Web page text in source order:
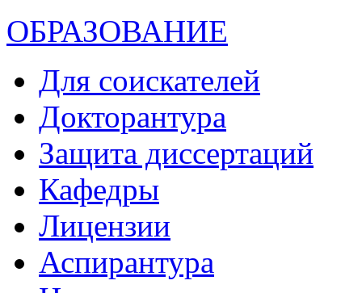
ОБРАЗОВАНИЕ
Для соискателей
Докторантура
Защита диссертаций
Кафедры
Лицензии
Аспирантура